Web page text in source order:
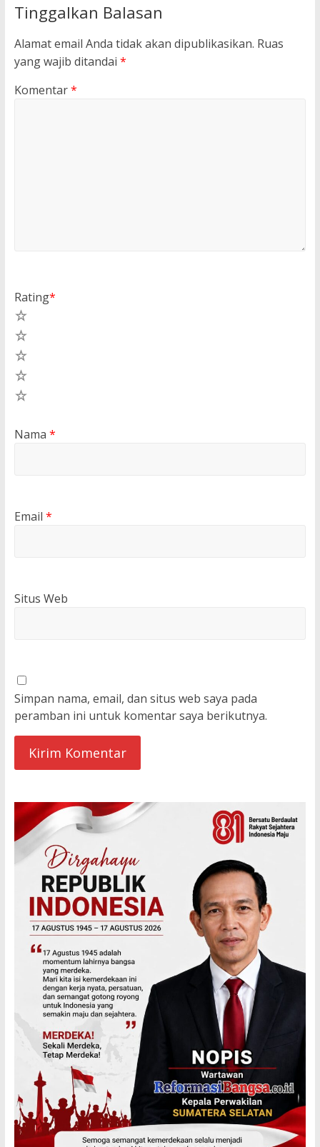
Tinggalkan Balasan
Alamat email Anda tidak akan dipublikasikan. Ruas
yang wajib ditandai *
Komentar*
Rating*
Nama *
Email *
Situs Web
Simpan nama, email, dan situs web saya pada
peramban ini untuk komentar saya berikutnya.